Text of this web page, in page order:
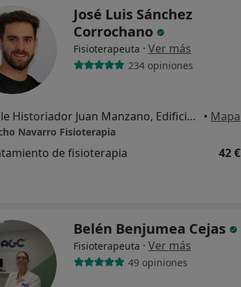
José Luis Sánchez
Corrochano
Fisioterapeuta · Ver más
234 opiniones
Calle Historiador Juan Manzano, Edificio Palmera Center, Portal 2, Oficina 53., Montequinto • Mapa
Navarro Fisioterapia
de fisioterapia 42 €
Belén Benjumea Cejas
Fisioterapeuta · Ver más
49 opiniones